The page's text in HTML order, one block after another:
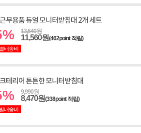
무용품 듀얼 모니터받침대 2개 세트
13,640원
11,560원(462point 적립)
배송비
테리어 튼튼한 모니터받침대
9,990원
8,470원(338point 적립)
배송비